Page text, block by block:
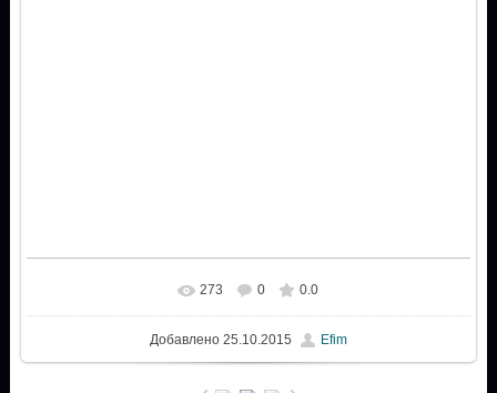
273 0 0.0
Добавлено25.10.2015 Efim